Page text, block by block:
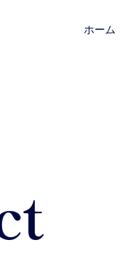
ホーム